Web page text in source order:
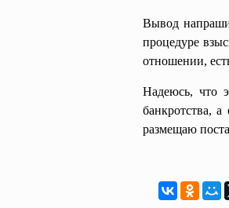
Вывод
процедуре
отношении,
Надеюсь, что
банкротства,
размещаю